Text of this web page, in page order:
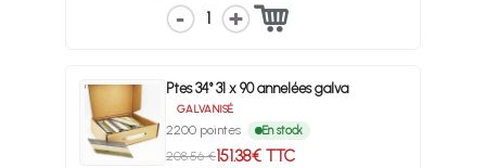
1
Ptes 34° 31 x 90 annelées galva
GALVANISÉ
2200 pointes En stock
208.56 €151.38€ TTC